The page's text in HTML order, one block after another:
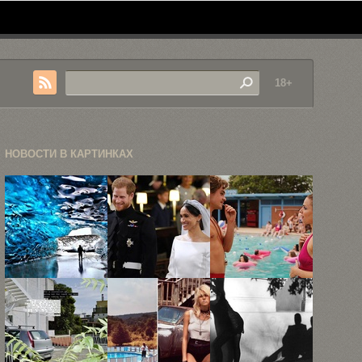
18+
НОВОСТИ В КАРТИНКАХ
Фотографии
подземных
ледников от
Eric ...
Королевская
свадьба
принца
Гарри и ...
«Лето в
Хокинсе»,
или как ...